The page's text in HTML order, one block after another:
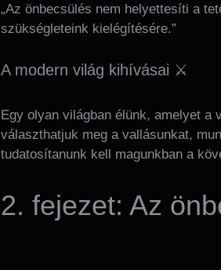
„Az önbecsülés nem helyettesíti a
szükségleteink kielégítésére.”
A modern világ kihívásai ⚔️
Egy olyan világban élünk, amelyet a
választhatjuk meg a vallásunkat,
tudatosítanunk kell magunkban a
2. fejezet: Az